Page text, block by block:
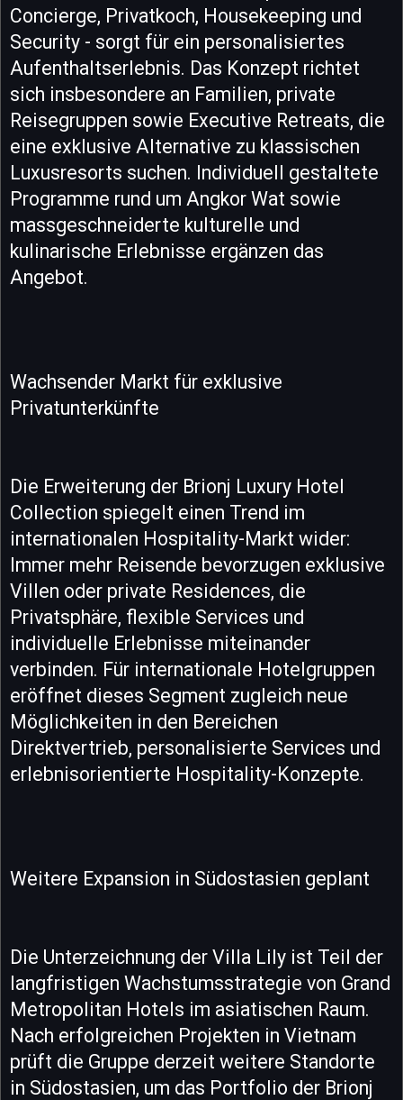
Concierge, Privatkoch, Housekeeping und
Security - sorgt für ein personalisiertes
Aufenthaltserlebnis. Das Konzept richtet
sich insbesondere an Familien, private
Reisegruppen sowie Executive Retreats, die
eine exklusive Alternative zu klassischen
Luxusresorts suchen. Individuell gestaltete
Programme rund um Angkor Wat sowie
massgeschneiderte kulturelle und
kulinarische Erlebnisse ergänzen das
Angebot.
Wachsender Markt für exklusive
Privatunterkünfte
Die Erweiterung der Brionj Luxury Hotel
Collection spiegelt einen Trend im
internationalen Hospitality-Markt wider:
Immer mehr Reisende bevorzugen exklusive
Villen oder private Residences, die
Privatsphäre, flexible Services und
individuelle Erlebnisse miteinander
verbinden. Für internationale Hotelgruppen
eröffnet dieses Segment zugleich neue
Möglichkeiten in den Bereichen
Direktvertrieb, personalisierte Services und
erlebnisorientierte Hospitality-Konzepte.
Weitere Expansion in Südostasien geplant
Die Unterzeichnung der Villa Lily ist Teil der
langfristigen Wachstumsstrategie von Grand
Metropolitan Hotels im asiatischen Raum.
Nach erfolgreichen Projekten in Vietnam
prüft die Gruppe derzeit weitere Standorte
in Südostasien, um das Portfolio der Brionj